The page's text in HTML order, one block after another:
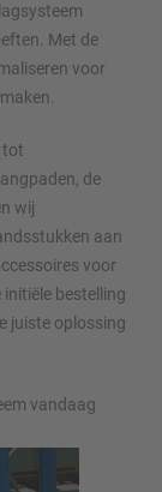
Met de
voor
tot
de
wij
aan
voor
bestelling
juiste oplossing
vandaag